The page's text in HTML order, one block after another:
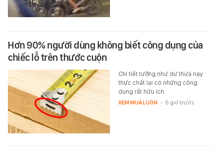
Hơn 90% người dùng không biết công dụng của
chiếc lỗ trên thước cuộn
Chi tiết tưởng như dư thừa này
thực chất lại có những công
dụng rất hữu ích.
XEM MUA LUÔN - 5 giờ trước